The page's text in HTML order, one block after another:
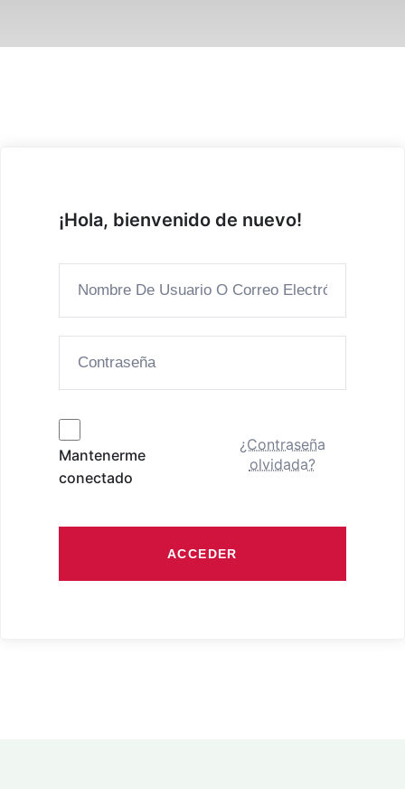
¡Hola, bienvenido de nuevo!
Mantenerme
conectado
¿Contraseña
olvidada?
ACCEDER